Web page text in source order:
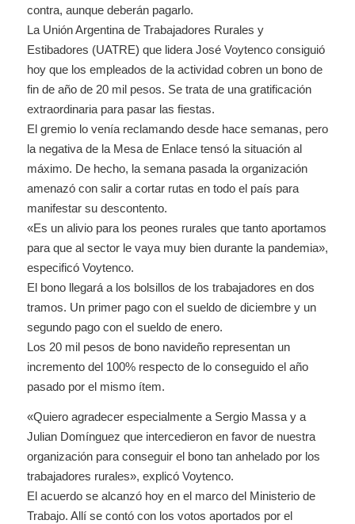
contra, aunque deberán pagarlo.
‎La Unión Argentina de Trabajadores Rurales y
Estibadores (UATRE) que lidera José Voytenco consiguió
hoy que los empleados de la actividad cobren un bono de
fin de año de 20 mil pesos. Se trata de una gratificación
extraordinaria para pasar las fiestas.
El gremio lo venía reclamando desde hace semanas, pero
la negativa de la Mesa de Enlace tensó la situación al
máximo. De hecho, la semana pasada la organización
amenazó con salir a cortar rutas en todo el país para
manifestar su descontento.
«Es un alivio para los peones rurales que tanto aportamos
para que al sector le vaya muy bien durante la pandemia»,
especificó Voytenco.
El bono llegará a los bolsillos de los trabajadores en dos
tramos. Un primer pago con el sueldo de diciembre y un
segundo pago con el sueldo de enero.
Los 20 mil pesos de bono navideño representan un
incremento del 100% respecto de lo conseguido el año
pasado por el mismo ítem.
«Quiero agradecer especialmente a Sergio Massa y a
Julian Domínguez que intercedieron en favor de nuestra
organización para conseguir el bono tan anhelado por los
trabajadores rurales», explicó Voytenco.
El acuerdo se alcanzó hoy en el marco del Ministerio de
Trabajo. Allí se contó con los votos aportados por el